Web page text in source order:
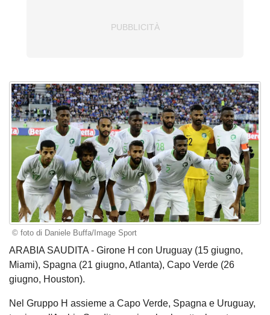
© foto di Daniele Buffa/Image Sport
ARABIA SAUDITA - Girone H con Uruguay (15 giugno,
Miami), Spagna (21 giugno, Atlanta), Capo Verde (26
giugno, Houston).
Nel Gruppo H assieme a Capo Verde, Spagna e Uruguay,